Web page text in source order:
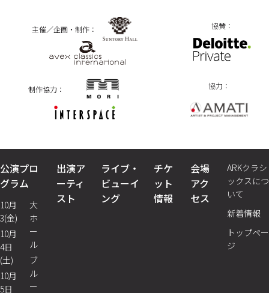
主催／企画・制作： 協賛：
制作協力： 協力：
公演プロ
グラム
10月
3(金)
10月
4日
(土)
10月
5日
大
ホ
ー
ル
ブ
ル
ー
出演ア
ーティ
スト
ライブ・
ビューイ
ング
チケ
ット
情報
会場
アク
セス
ARKクラシ
ックスにつ
いて
新着情報
トップペー
ジ